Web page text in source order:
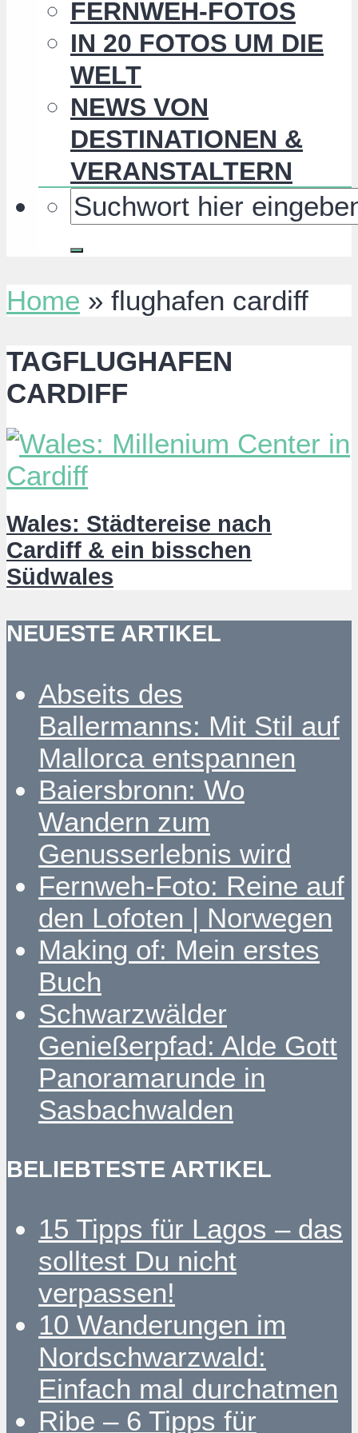
FERNWEH-FOTOS
IN 20 FOTOS UM DIE
WELT
NEWS VON
DESTINATIONEN &
VERANSTALTERN
Home » flughafen cardiff
TAGFLUGHAFEN
CARDIFF
Wales: Städtereise nach
Cardiff & ein bisschen
Südwales
NEUESTE ARTIKEL
Abseits des
Ballermanns: Mit Stil auf
Mallorca entspannen
Baiersbronn: Wo
Wandern zum
Genusserlebnis wird
Fernweh-Foto: Reine auf
den Lofoten | Norwegen
Making of: Mein erstes
Buch
Schwarzwälder
Genießerpfad: Alde Gott
Panoramarunde in
Sasbachwalden
BELIEBTESTE ARTIKEL
15 Tipps für Lagos – das
solltest Du nicht
verpassen!
10 Wanderungen im
Nordschwarzwald:
Einfach mal durchatmen
Ribe – 6 Tipps für